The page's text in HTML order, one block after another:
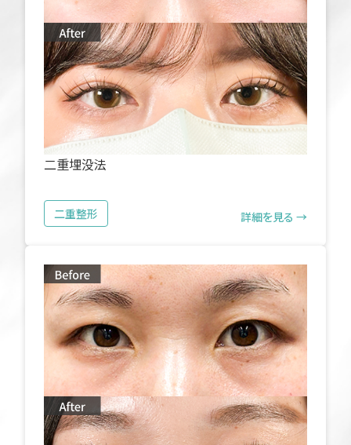
二重埋没法
二重整形 詳細を見る →